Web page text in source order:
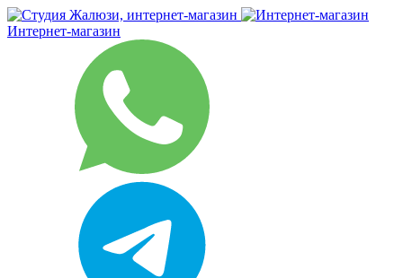
Интернет-магазин